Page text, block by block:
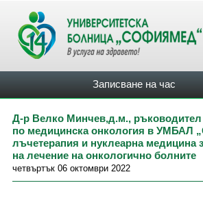
Записване на час
Д-р Велко Минчев,д.м., ръководител
по медицинска онкология в УМБАЛ
лъчетерапия и нуклеарна медицина
на лечение на онкологично болните
четвъртък 06 октомври 2022